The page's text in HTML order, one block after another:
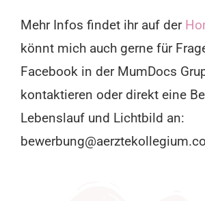
Mehr Infos findet ihr auf der
könnt mich auch gerne für
Facebook in der MumDocs
kontaktieren oder direkt eine
Lebenslauf und Lichtbild an: